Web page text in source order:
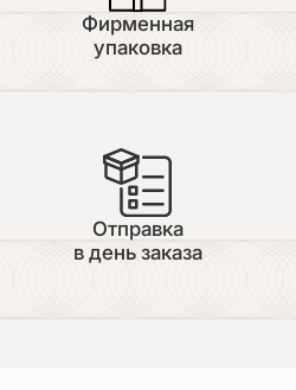
Фирменная
упаковка
Отправка
в день заказа